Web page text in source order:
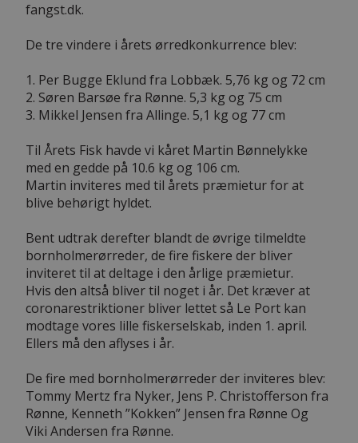
fangst.dk.
De tre vindere i årets ørredkonkurrence blev:
1. Per Bugge Eklund fra Lobbæk. 5,76 kg og 72 cm
2. Søren Barsøe fra Rønne. 5,3 kg og 75 cm
3. Mikkel Jensen fra Allinge. 5,1 kg og 77 cm
Til Årets Fisk havde vi kåret Martin Bønnelykke
med en gedde på 10.6 kg og 106 cm.
Martin inviteres med til årets præmietur for at
blive behørigt hyldet.
Bent udtrak derefter blandt de øvrige tilmeldte
bornholmerørreder, de fire fiskere der bliver
inviteret til at deltage i den årlige præmietur.
Hvis den altså bliver til noget i år. Det kræver at
coronarestriktioner bliver lettet så Le Port kan
modtage vores lille fiskerselskab, inden 1. april.
Ellers må den aflyses i år.
De fire med bornholmerørreder der inviteres blev:
Tommy Mertz fra Nyker, Jens P. Christofferson fra
Rønne, Kenneth ”Kokken” Jensen fra Rønne Og
Viki Andersen fra Rønne.